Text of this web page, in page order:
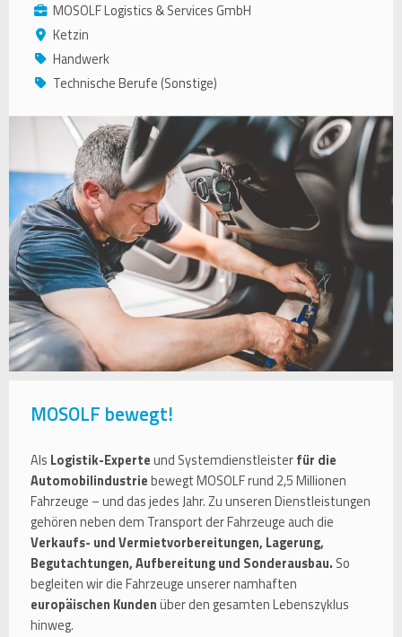
MOSOLF Logistics & Services GmbH
Ketzin
Handwerk
Technische Berufe (Sonstige)
MOSOLF bewegt!
Als Logistik-Experteund Systemdienstleisterfür die
Automobilindustriebewegt MOSOLF rund 2,5 Millionen
Fahrzeuge – und das jedes Jahr. Zu unseren Dienstleistungen
gehören neben dem Transport der Fahrzeuge auch die
Verkaufs- und Vermietvorbereitungen, Lagerung,
Begutachtungen, Aufbereitung und Sonderausbau. So
begleiten wir die Fahrzeuge unserer namhaften
europäischen Kundenüber den gesamten Lebenszyklus
hinweg.